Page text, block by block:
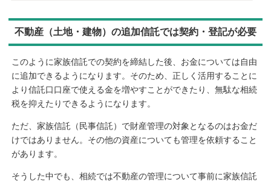
前贈与すれば高額な贈与税を課せられることになり、むしろやらないほうが良かった
ということも起こります。その反対に、家族信託と生前贈与を両方とも実施するから
不動産（土地・建物）の追加信託では契約・登記が必要
このように家族信託での契約を締結した後、お金については自由
に追加できるようになります。そのため、正しく活用することに
より信託口口座で使える金を増やすことができたり、無駄な相続
税を抑えたりできるようになります。
ただ、家族信託（民事信託）で財産管理の対象となるのはお金だ
けではありません。その他の資産についても管理を依頼すること
があります。
そうした中でも、相続では不動産の管理について事前に家族信託